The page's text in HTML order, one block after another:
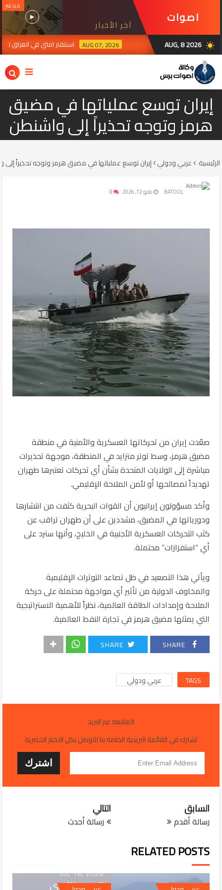
اصوات
برس
آخر الأخبار
مباشر
wb_sunny
AUG, 8 2026
AUG 07, 2026
استنفار امتي في العراق
الإيرانية في بغداد تدين استهداف سيادة العراق ومقرات الحشد وتؤكد تضامنها
إيران توسع عملياتها في مضيق
هرمز وتوجه تحذيراً إلى واشنطن
الرئيسية عربي ودولي إيران توسع عملياتها في مضيق هرمز وتوجه تحذيراً
BATOOL مايو 12, 2026
صعّدت إيران من تحركاتها العسكرية والأمنية في منطقة
مضيق هرمز، وسط توتر متزايد في المنطقة، موجهة تحذيرات
مباشرة إلى الولايات المتحدة بشأن أي تحركات تعتبرها طهران
تهديداً لمصالحها أو لأمن الملاحة الإقليمي.
وأكد مسؤولون إيرانيون أن القوات البحرية كثفت من انتشارها
ودورياتها في المضيق، مشددين على أن طهران تراقب عن
كثب التحركات العسكرية الأجنبية في الخليج، وأنها سترد على
أي “استفزازات” محتملة.
ويأتي هذا التصعيد في ظل تصاعد التوترات الإقليمية
والمخاوف الدولية من تأثير أي مواجهة محتملة على حركة
الملاحة وإمدادات الطاقة العالمية، نظراً للأهمية الاستراتيجية
التي يمثلها مضيق هرمز في تجارة النفط العالمية.
SHARE
SHARE
TAGS عربي ودولي
المتابعة عبر البريد
اشترك في القائمة البريدية الخاصة بنا للتوصل بكل الاخبار الحصرية
التالي
رسالة أحدث
السابق
رسالة أقدم
RELATED POSTS
JUL 18, 2026
الحرس الثوري